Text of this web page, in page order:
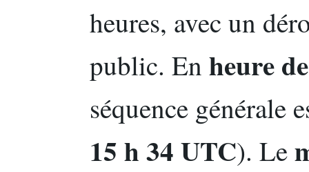
heures, avec un
public. En heure
séquence générale
15 h 34 UTC). Le